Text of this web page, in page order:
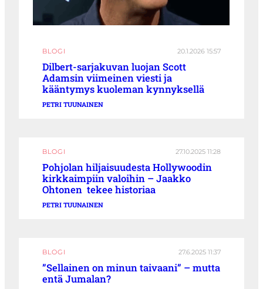
BLOGI 20.1.2026 15:57
Dilbert-sarjakuvan luojan Scott
Adamsin viimeinen viesti ja
kääntymys kuoleman kynnyksellä
PETRI TUUNAINEN
BLOGI 27.10.2025 11:28
Pohjolan hiljaisuudesta Hollywoodin
kirkkaimpiin valoihin – Jaakko
Ohtonen tekee historiaa
PETRI TUUNAINEN
BLOGI 27.6.2025 11:37
”Sellainen on minun taivaani” – mutta
entä Jumalan?